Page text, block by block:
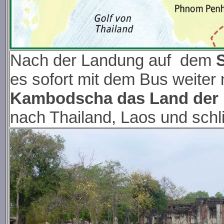
Nach der Landung auf dem
es sofort mit dem Bus weiter
Kambodscha das Land der
nach Thailand, Laos und